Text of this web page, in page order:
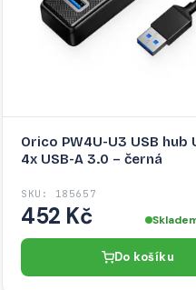
Orico PW4U-U3 USB hub
4x USB-A 3.0 – černá
SKU: 185657
452 Kč
Do košíku